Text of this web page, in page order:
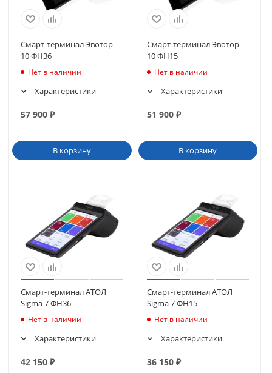
Смарт-терминал Эвотор
10 ФН36
Нет в наличии
Характеристики
57 900 ₽
В корзину
Смарт-терминал Эвотор
10 ФН15
Нет в наличии
Характеристики
51 900₽
В корзину
Смарт-терминал АТОЛ
Sigma 7 ФН36
Нет в наличии
Характеристики
42 150 ₽
Смарт-терминал АТОЛ
Sigma 7 ФН15
Нет в наличии
Характеристики
36 150₽